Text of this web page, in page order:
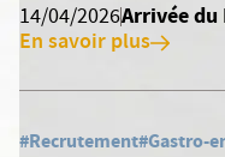
14/04/2026Arrivée du
En savoir plus
#Recrutement#Gastro-